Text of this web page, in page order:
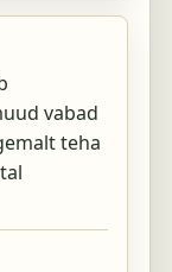
vabad
teha